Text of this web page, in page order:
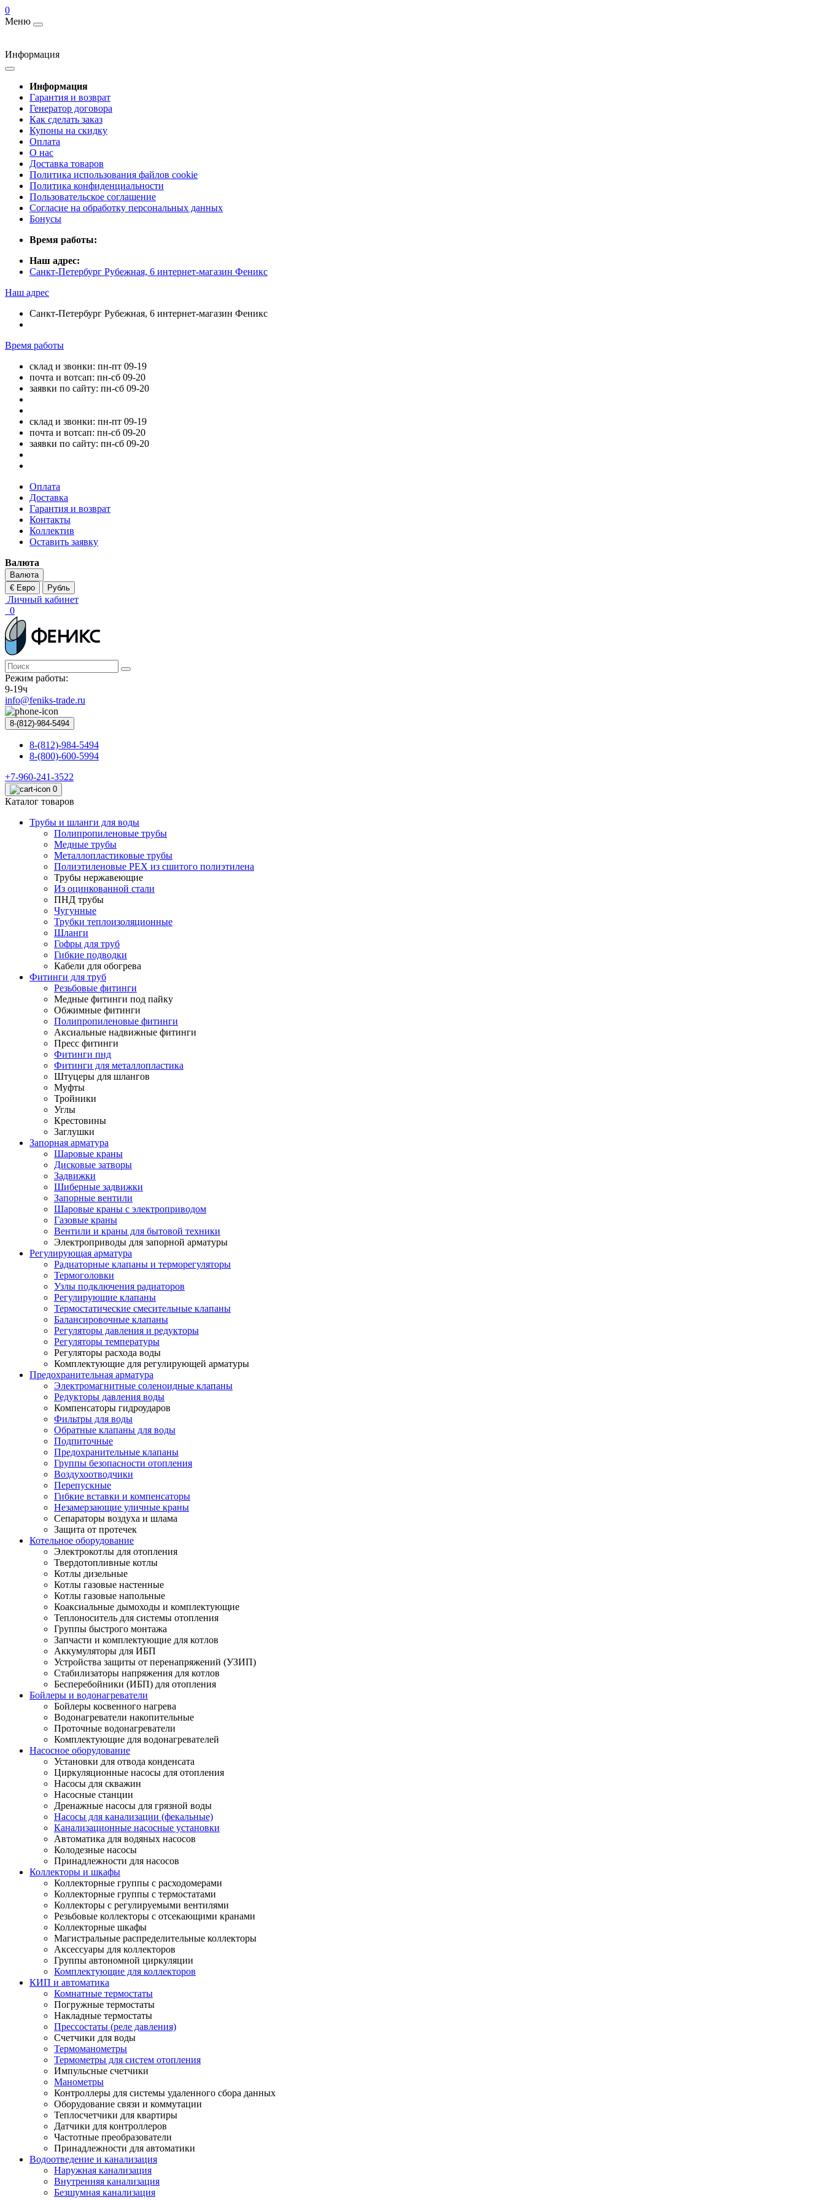
0
Меню
Информация
Информация
Гарантия и возврат
Генератор договора
Как сделать заказ
Купоны на скидку
Оплата
О нас
Доставка товаров
Политика использования файлов cookie
Политика конфиденциальности
Пользовательское соглашение
Согласие на обработку персональных данных
Бонусы
Время работы:
Наш адрес:
Санкт-Петербург Рубежная, 6 интернет-магазин Феникс
Наш адрес
Санкт-Петербург Рубежная, 6 интернет-магазин Феникс
Время работы
склад и звонки: пн-пт 09-19
почта и вотсап: пн-сб 09-20
заявки по сайту: пн-сб 09-20
склад и звонки: пн-пт 09-19
почта и вотсап: пн-сб 09-20
заявки по сайту: пн-сб 09-20
Оплата
Доставка
Гарантия и возврат
Контакты
Коллектив
Оставить заявку
Валюта
Валюта
€ Евро
Рубль
Личный кабинет
0
Режим работы:
9-19ч
info@feniks-trade.ru
8-(812)-984-5494
8-(812)-984-5494
8-(800)-600-5994
+7-960-241-3522
0
Каталог товаров
Трубы и шланги для воды
Полипропиленовые трубы
Медные трубы
Металлопластиковые трубы
Полиэтиленовые PEX из сшитого полиэтилена
Трубы нержавеющие
Из оцинкованной стали
ПНД трубы
Чугунные
Трубки теплоизоляционные
Шланги
Гофры для труб
Гибкие подводки
Кабели для обогрева
Фитинги для труб
Резьбовые фитинги
Медные фитинги под пайку
Обжимные фитинги
Полипропиленовые фитинги
Аксиальные надвижные фитинги
Пресс фитинги
Фитинги пнд
Фитинги для металлопластика
Штуцеры для шлангов
Муфты
Тройники
Углы
Крестовины
Заглушки
Запорная арматура
Шаровые краны
Дисковые затворы
Задвижки
Шиберные задвижки
Запорные вентили
Шаровые краны с электроприводом
Газовые краны
Вентили и краны для бытовой техники
Электроприводы для запорной арматуры
Регулирующая арматура
Радиаторные клапаны и терморегуляторы
Термоголовки
Узлы подключения радиаторов
Регулирующие клапаны
Термостатические смесительные клапаны
Балансировочные клапаны
Регуляторы давления и редукторы
Регуляторы температуры
Регуляторы расхода воды
Комплектующие для регулирующей арматуры
Предохранительная арматура
Электромагнитные соленоидные клапаны
Редукторы давления воды
Компенсаторы гидроударов
Фильтры для воды
Обратные клапаны для воды
Подпиточные
Предохранительные клапаны
Группы безопасности отопления
Воздухоотводчики
Перепускные
Гибкие вставки и компенсаторы
Незамерзающие уличные краны
Сепараторы воздуха и шлама
Защита от протечек
Котельное оборудование
Электрокотлы для отопления
Твердотопливные котлы
Котлы дизельные
Котлы газовые настенные
Котлы газовые напольные
Коаксиальные дымоходы и комплектующие
Теплоноситель для системы отопления
Группы быстрого монтажа
Запчасти и комплектующие для котлов
Аккумуляторы для ИБП
Устройства защиты от перенапряжений (УЗИП)
Стабилизаторы напряжения для котлов
Бесперебойники (ИБП) для отопления
Бойлеры и водонагреватели
Бойлеры косвенного нагрева
Водонагреватели накопительные
Проточные водонагреватели
Комплектующие для водонагревателей
Насосное оборудование
Установки для отвода конденсата
Циркуляционные насосы для отопления
Насосы для скважин
Насосные станции
Дренажные насосы для грязной воды
Насосы для канализации (фекальные)
Канализационные насосные установки
Автоматика для водяных насосов
Колодезные насосы
Принадлежности для насосов
Коллекторы и шкафы
Коллекторные группы с расходомерами
Коллекторные группы с термостатами
Коллекторы с регулируемыми вентилями
Резьбовые коллекторы с отсекающими кранами
Коллекторные шкафы
Магистральные распределительные коллекторы
Аксессуары для коллекторов
Группы автономной циркуляции
Комплектующие для коллекторов
КИП и автоматика
Комнатные термостаты
Погружные термостаты
Накладные термостаты
Прессостаты (реле давления)
Счетчики для воды
Термоманометры
Термометры для систем отопления
Импульсные счетчики
Манометры
Контроллеры для системы удаленного сбора данных
Оборудование связи и коммутации
Теплосчетчики для квартиры
Датчики для контроллеров
Частотные преобразователи
Принадлежности для автоматики
Водоотведение и канализация
Наружная канализация
Внутренняя канализация
Безшумная канализация